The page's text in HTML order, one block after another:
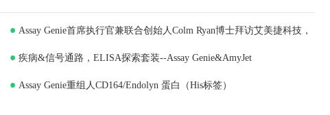
Assay Genie首席执行官兼联合创始人Colm Ryan博士拜访艾美捷科技，
深化合作共谋发展
疾病&信号通路，ELISA探索套装--Assay Genie&AmyJet
Assay Genie重组人CD164/Endolyn 蛋白（His标签）